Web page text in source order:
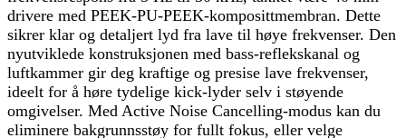
drivere med PEEK-PU-PEEK-komposittmembran. Dette
sikrer klar og detaljert lyd fra lave til høye frekvenser. Den
nyutviklede konstruksjonen med bass-reflekskanal og
luftkammer gir deg kraftige og presise lave frekvenser,
ideelt for å høre tydelige kick-lyder selv i støyende
omgivelser. Med Active Noise Cancelling-modus kan du
eliminere bakgrunnsstøy for fullt fokus, eller velge